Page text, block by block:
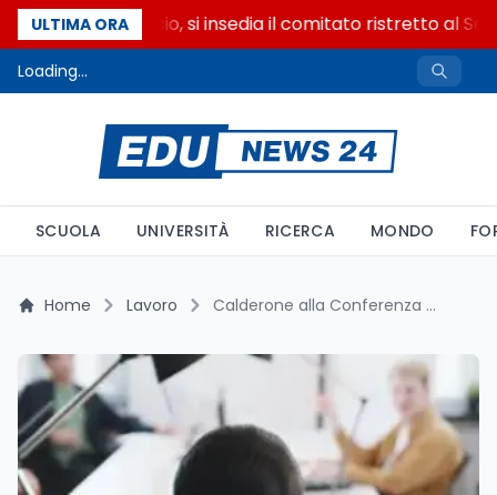
ULTIMA ORA
Riforma del calcio, si insedia il comitato ristretto al
Loading...
SCUOLA UNIVERSITÀ RICERCA MONDO
Home Lavoro Calderone alla Conferenza Inps: Integrità, Equità e Valori Cardine per il Lavoro Pubblico del Futuro